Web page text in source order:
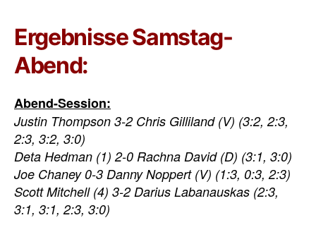
Ergebnisse Samstag-
Abend:
Abend-Session:
Justin Thompson 3-2 Chris Gilliland (V) (3:2, 2:3,
2:3, 3:2, 3:0)
Deta Hedman (1) 2-0 Rachna David (D) (3:1, 3:0)
Joe Chaney 0-3 Danny Noppert (V) (1:3, 0:3, 2:3)
Scott Mitchell (4) 3-2 Darius Labanauskas (2:3,
3:1, 3:1, 2:3, 3:0)